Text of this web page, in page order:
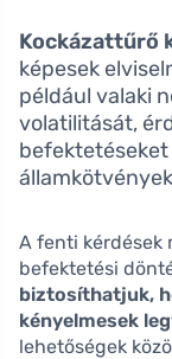
Kockázattűrő
képesek
például valaki
volatilitását,
A fenti kérdések
befektetési
biztosíthatjuk,
kényelmesek
lehetőségek